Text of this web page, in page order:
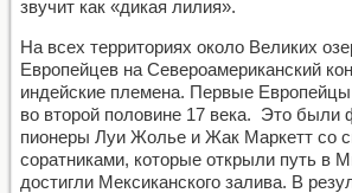
звучит как «дикая лилия».
На всех территориях около Великих
Европейцев на Североамериканский
индейские племена. Первые
во второй половине 17 века. Это были
пионеры Луи Жолье и Жак Маркетт со
соратниками, которые открыли путь в
достигли Мексиканского залива. В